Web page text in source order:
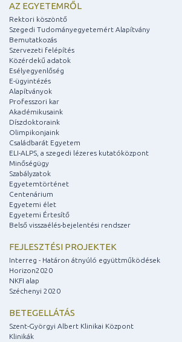
AZ EGYETEMRŐL
Rektori köszöntő
Szegedi Tudományegyetemért Alapítvány
Bemutatkozás
Szervezeti felépítés
Közérdekű adatok
Esélyegyenlőség
E-ügyintézés
Alapítványok
Professzori kar
Akadémikusaink
Díszdoktoraink
Olimpikonjaink
Családbarát Egyetem
ELI-ALPS, a szegedi lézeres kutatóközpont
Minőségügy
Szabályzatok
Egyetemtörténet
Centenárium
Egyetemi élet
Egyetemi Értesítő
Belső visszaélés-bejelentési rendszer
FEJLESZTÉSI PROJEKTEK
Interreg - Határon átnyúló együttműködések
Horizon2020
NKFI alap
Széchenyi 2020
BETEGELLÁTÁS
Szent-Györgyi Albert Klinikai Központ
Klinikák